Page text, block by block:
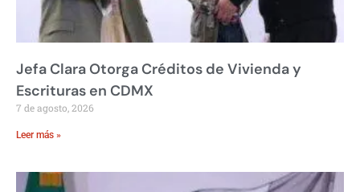
Jefa Clara Otorga Créditos de Vivienda y
Escrituras en CDMX
7 de agosto, 2026
Leer más »